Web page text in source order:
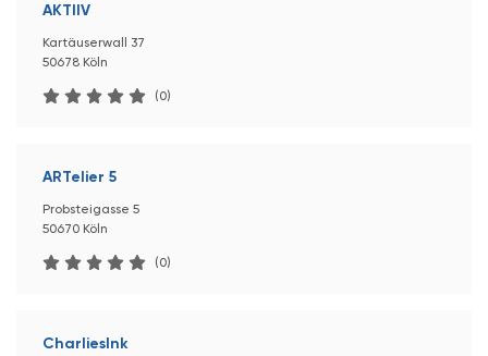
AKTIIV
Kartäuserwall 37
50678 Köln
(0)
ARTelier 5
Probsteigasse 5
50670 Köln
(0)
CharliesInk